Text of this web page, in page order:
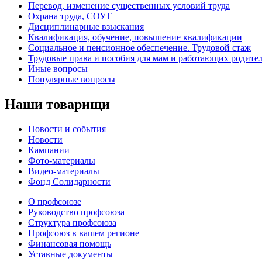
Перевод, изменение существенных условий труда
Охрана труда, СОУТ
Дисциплинарные взыскания
Квалификация, обучение, повышение квалификации
Социальное и пенсионное обеспечение. Трудовой стаж
Трудовые права и пособия для мам и работающих
Иные вопросы
Популярные вопросы
Наши товарищи
Новости и события
Новости
Кампании
Фото-материалы
Видео-материалы
Фонд Солидарности
О профсоюзе
Руководство профсоюза
Структура профсоюза
Профсоюз в вашем регионе
Финансовая помощь
Уставные документы